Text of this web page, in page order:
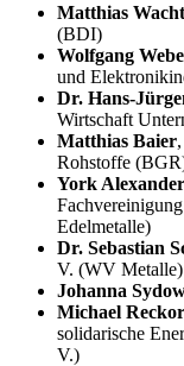
Matthias
(BDI)
Wolfgang
und
Dr. Hans-
Wirtschaft
Matthias Baier
Rohstoffe
York
Edelmetalle)
Dr. Sebastian
V. (WV Metalle)
Johanna
Michael
solidarische
V.)